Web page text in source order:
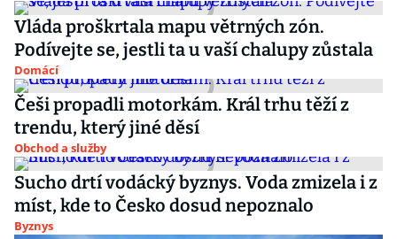
Vláda proškrtala mapu větrných zón.
Podívejte se, jestli ta u vaší chalupy zůstala
Domácí
Češi propadli motorkám. Král trhu těží z
trendu, který jiné děsí
Obchod a služby
Sucho drtí vodácký byznys. Voda zmizela i z
míst, kde to Česko dosud nepoznalo
Byznys